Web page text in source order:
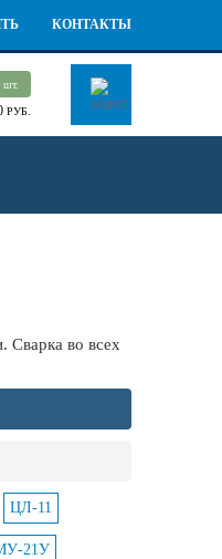
КОНТАКТЫ
шт.
РУБ.
Сварка во всех
ЦЛ-11
21У